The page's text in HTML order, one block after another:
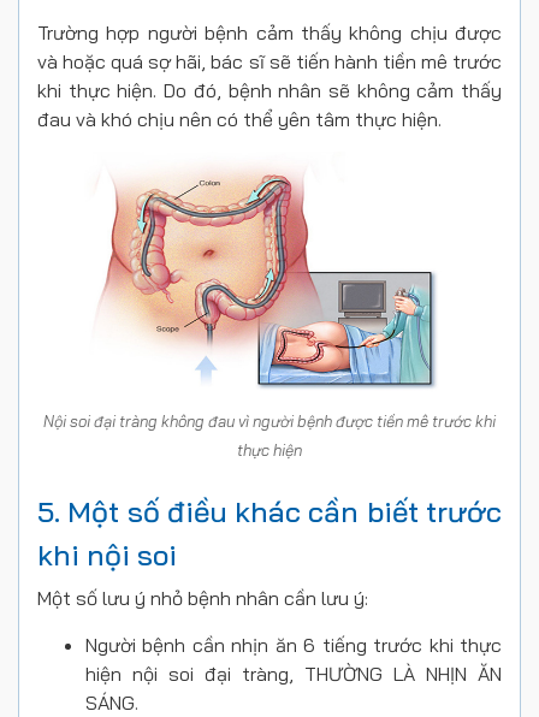
Trường hợp người bệnh cảm thấy không chịu được
và hoặc quá sợ hãi, bác sĩ sẽ tiến hành tiền mê trước
khi thực hiện. Do đó, bệnh nhân sẽ không cảm thấy
đau và khó chịu nên có thể yên tâm thực hiện.
Nội soi đại tràng không đau vì người bệnh được tiền mê trước khi
thực hiện
5. Một số điều khác cần biết trước
khi nội soi
Một số lưu ý nhỏ bệnh nhân cần lưu ý:
Người bệnh cần nhịn ăn 6 tiếng trước khi thực
hiện nội soi đại tràng, THƯỜNG LÀ NHỊN ĂN
SÁNG.